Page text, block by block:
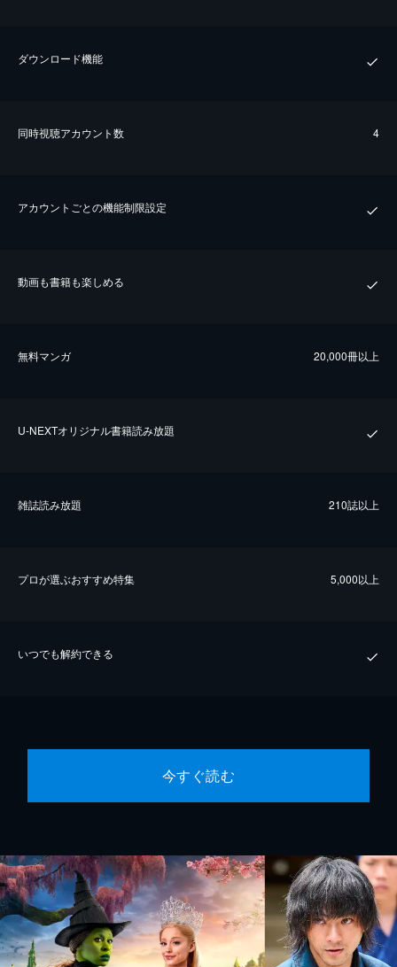
ダウンロード機能
同時視聴アカウント数 4
アカウントごとの機能制限設定
動画も書籍も楽しめる
無料マンガ 20,000冊以上
U-NEXTオリジナル書籍読み放題
雑誌読み放題 210誌以上
プロが選ぶおすすめ特集 5,000以上
いつでも解約できる
今すぐ読む